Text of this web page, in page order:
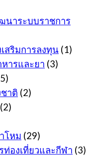
นาระบบราชการ
สริมการลงทุน (1)
ารและยา (3)
าติ (2)
(2)
โหม (29)
องเที่ยวและกีฬา (3)